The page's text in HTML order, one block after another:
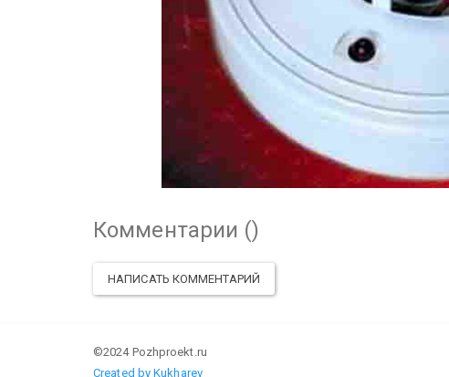
Комментарии ()
НАПИСАТЬ КОММЕНТАРИЙ
©2024 Pozhproekt.ru
Created by Kukharev